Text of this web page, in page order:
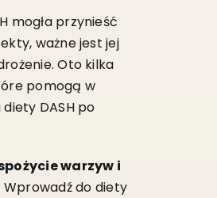
mogła przynieść
ważne jest jej
Oto kilka
pomogą w
DASH po
warzyw i
Wprowadź do diety